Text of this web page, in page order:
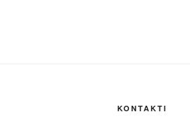
KONTAKTI